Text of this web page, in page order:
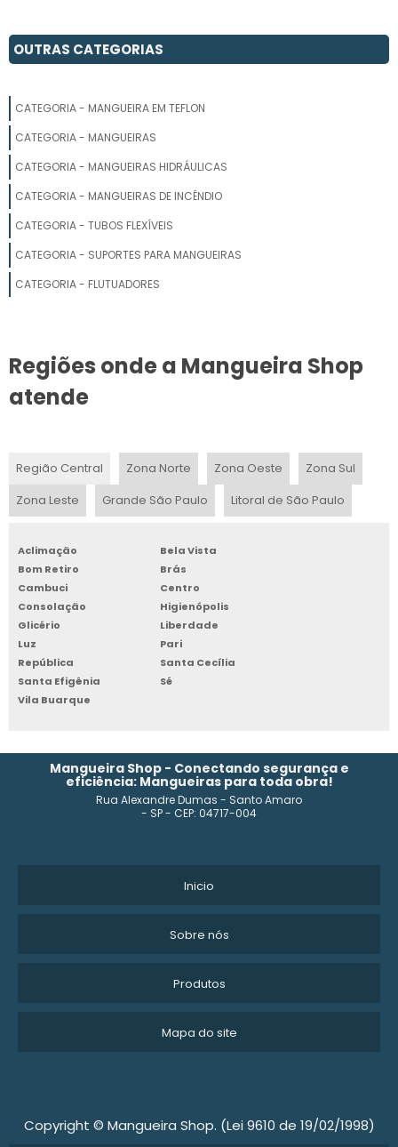
MANGUEIRAS TERMOPLÁSTICAS
MANGUEIRA PEAD
MANGUEIRA DE POLIETILENO 1 2
TUBO DE TEFLON FLEXÍVEL
MANGUEIRA DE ALTA PRESSÃO COM MALHA DE AÇO
MANGUEIRA POLIETILENO 2 POLEGADAS
MANGUEIRA TEFLON 1 4
MANGUEIRA MICRO PERFURADA PARA IRRIGAÇÃO
QUANTO CUSTA MANGUEIRA DE POLIETILENO
MANGUEIRA DE BORRACHA
MANGUEIRA DE POLIPROPILENO SP
MANGUEIRA DE POLIETILENO PARA IRRIGAÇÃO PREÇO
MANGUEIRA POLIETILENO PREÇO
MANGUEIRA PRETA 4 POLEGADAS PREÇO
MANGUEIRA DE SILICONE ATÓXICA
ONDE COMPRAR MANGUEIRA
OUTRAS CATEGORIAS
CATEGORIA - MANGUEIRA EM TEFLON
CATEGORIA - MANGUEIRAS
CATEGORIA - MANGUEIRAS HIDRÁULICAS
CATEGORIA - MANGUEIRAS DE INCÊNDIO
CATEGORIA - TUBOS FLEXÍVEIS
CATEGORIA - SUPORTES PARA MANGUEIRAS
CATEGORIA - FLUTUADORES
Regiões onde a Mangueira Shop
atende
Região Central Zona Norte Zona Oeste
Zona Sul
Zona Leste
Grande São Paulo Litoral de São Paulo
Aclimação
Bela Vista
Bom Retiro
Brás
Cambuci
Centro
Consolação
Higienópolis
Glicério
Liberdade
Luz
Pari
República
Santa Cecília
Santa Efigênia
Sé
Vila Buarque
Mangueira Shop - Conectando segurança e
eficiência: Mangueiras para toda obra!
Rua Alexandre Dumas - Santo Amaro
- SP - CEP: 04717-004
Inicio
Sobre nós
Produtos
Mapa do site
Copyright © Mangueira Shop. (Lei 9610 de 19/02/1998)